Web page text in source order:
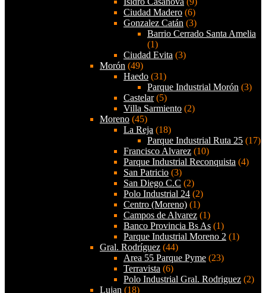
Ciudad Madero (6)
Gonzalez Catán (3)
Barrio Cerrado Santa Amelia
(1)
Ciudad Evita (3)
Morón (49)
Haedo (31)
Parque Industrial Morón (3)
Castelar(5)
Villa Sarmiento (2)
Moreno (45)
La Reja (18)
Parque Industrial Ruta 25 (17)
Francisco Alvarez (10)
Parque Industrial Reconquista (4)
San Patricio (3)
San Diego C.C (2)
Polo Industrial 24 (2)
Centro (Moreno) (1)
Campos de Alvarez (1)
Banco Provincia Bs As (1)
Parque Industrial Moreno 2 (1)
Gral. Rodríguez (44)
Area 55 Parque Pyme (23)
Terravista (6)
Polo Industrial Gral. Rodriguez (2)
Lujan (18)